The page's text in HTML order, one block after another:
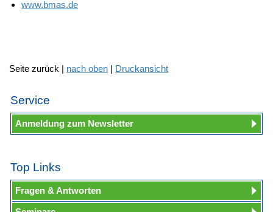
www.bmas.de
Seite zurück | nach oben | Druckansicht
Service
Anmeldung zum Newsletter
Top Links
Fragen & Antworten